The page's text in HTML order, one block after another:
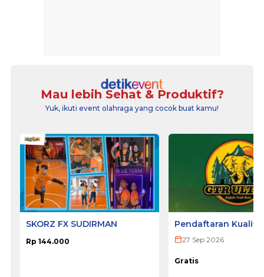
Mau lebih Sehat & Produktif?
Yuk, ikuti event olahraga yang cocok buat kamu!
SKORZ FX SUDIRMAN
Rp 144.000
Pendaftaran
ULTRA 2026
27 Sep 2026
Gratis